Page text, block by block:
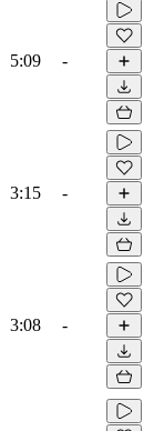
5:09 -
3:15 -
3:08 -